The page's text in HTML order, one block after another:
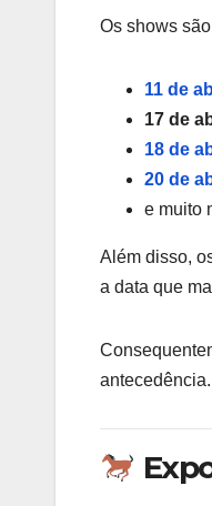
Os shows
11 de
17 de
18 de
20 de
e muito
Além disso,
a data que
antecedência.